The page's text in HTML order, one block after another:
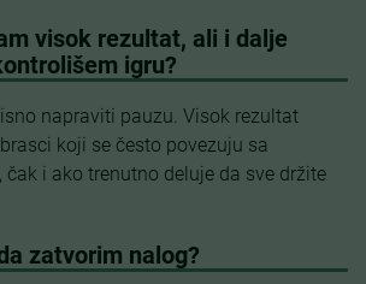
visok rezultat, ali i dalje
igru?
napraviti pauzu. Visok rezultat
koji se često povezuju sa
i ako trenutno deluje da sve držite
zatvorim nalog?